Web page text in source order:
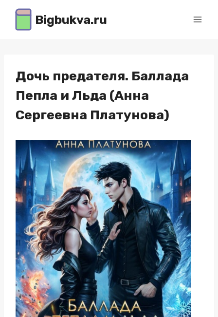
Перейти
содержимому
Bigbukva.ru
Дочь предателя. Баллада
Пепла и Льда (Анна
Сергеевна Платунова)